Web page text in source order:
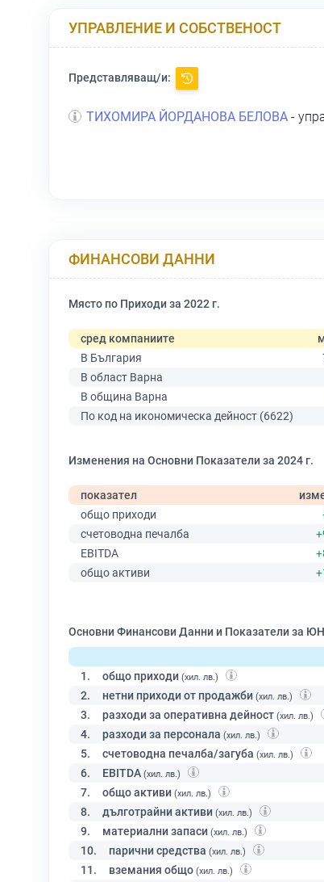
УПРАВЛЕНИЕ И СОБСТВЕНОСТ
Представляващ/и:
ТИХОМИРА ЙОРДАНОВА БЕЛОВА -
ФИНАНСОВИ ДАННИ
Място по Приходи за 2022 г.
сред компаниите
В България
В област Варна
В община Варна
По код на икономическа дейност (6622)
Изменения на Основни Показатели за 2024 г.
показател
общо приходи
счетоводна печалба
EBITDA
общо активи
Основни Финансови Данни и Показатели за
1.
общо приходи (хил. лв.)
2. нетни приходи от продажби (хил. лв.)
3. разходи за оперативна дейност (хил. лв.)
4. разходи за персонала (хил. лв.)
5. счетоводна печалба/загуба (хил. лв.)
6. EBITDA (хил. лв.)
7. общо активи (хил. лв.)
8. дълготрайни активи (хил. лв.)
9. материални запаси (хил. лв.)
10. парични средства (хил. лв.)
11. вземания общо (хил. лв.)